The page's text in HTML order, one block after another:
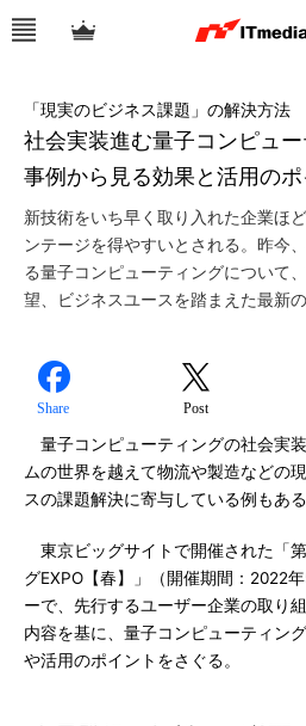
社会実装進む量子コンピュ
事例から見る効果と活用のポ
「現実のビジネス課題」の解決方法
新技術をいち早く取り入れた企業ほ
ンテージを得やすいとされる。昨今
る量子コンピューティングについて
望、ビジネスユースを踏まえた最新
Share Post
量子コンピューティングの社会実
ムの世界を越えて物流や製造などの
スの課題解決に寄与している例もある
東京ビッグサイトで開催された「
グEXPO【春】」（開催期間：2022
ーで、先行するユーザー企業の取り
内容を基に、量子コンピューティン
や活用のポイントをさぐる。